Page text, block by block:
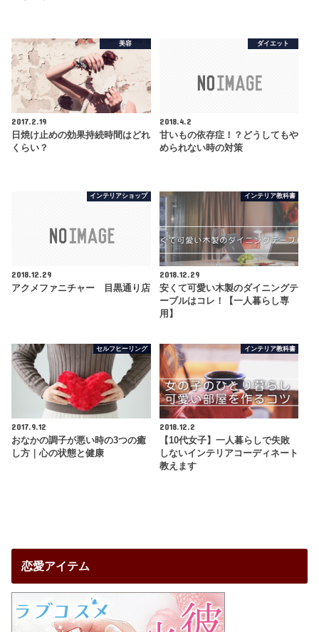
美容
2017.2.19
日焼け止めの効果持続時間はどれ
くらい？
ダイエット
2018.4.2
甘いもの依存症！？どうしてもや
められない時の対策
インテリアショップ
2018.12.29
アクメファニチャー 目黒通り店
インテリア教科書
2018.12.29
安くて可愛い木製のダイニングテ
ーブルはコレ！【一人暮らし専
用】
セルフヒーリング
2017.9.12
おなかの調子が悪い時の3つの癒
し方｜心の状態と健康
インテリア教科書
2018.12.2
【10代女子】一人暮らしで失敗
しないインテリアコーディネート
教えます
恋愛アイテム